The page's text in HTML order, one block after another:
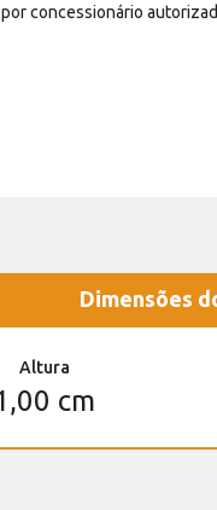
concessionário
Dimensões
Altura
cm